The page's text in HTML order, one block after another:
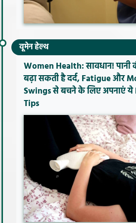
वूमेन हेल्थ
Women Health: सावधान! पानी
बढ़ा सकती है दर्द, Fatigue और
Swings से बचने के लिए अपनाएं ये
Tips